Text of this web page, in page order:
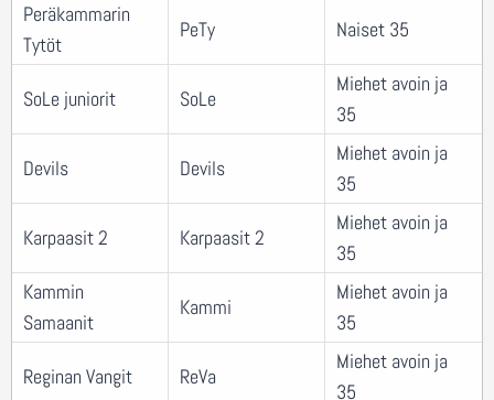
Peräkammarin
Tytöt
PeTy Naiset 35
SoLe juniorit SoLe
Miehet avoin ja
35
Devils Devils
Miehet avoin ja
35
Karpaasit 2 Karpaasit 2
Miehet avoin ja
35
Kammin
Samaanit
Kammi
Miehet avoin ja
35
Reginan Vangit ReVa
Miehet avoin ja
35